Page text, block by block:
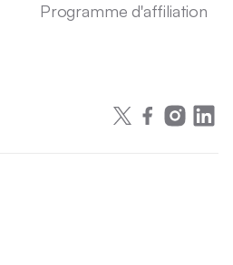
Programme d'affiliation